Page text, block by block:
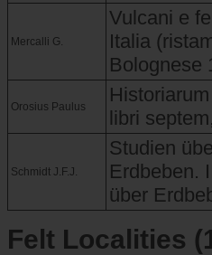
Mercalli G.
Vulcani e
Italia
Bolognese
Orosius Paulus
libri
Schmidt J.F.J.
Studien
Erdbeben.
über
Felt Localities